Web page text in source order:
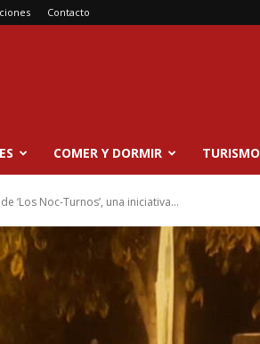
Contacto
COMER Y DORMIR TURISMO
‘Los Noc-Turnos’, una iniciativa...